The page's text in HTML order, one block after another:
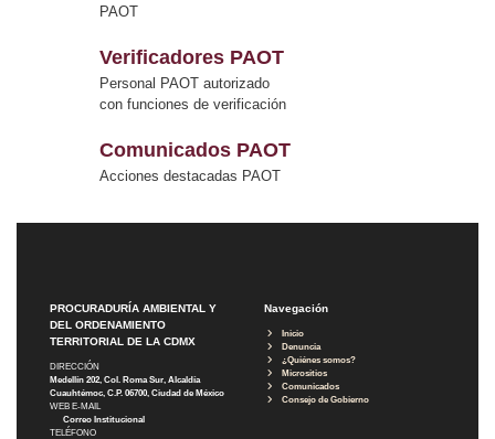
PAOT
Verificadores PAOT
Personal PAOT autorizado
con funciones de verificación
Comunicados PAOT
Acciones destacadas PAOT
PROCURADURÍA AMBIENTAL Y
DEL ORDENAMIENTO
TERRITORIAL DE LA CDMX
DIRECCIÓN
Medellín 202, Col. Roma Sur, Alcaldía
Cuauhtémoc, C.P. 06700, Ciudad de México
WEB E-MAIL
Correo Institucional
TELÉFONO
Navegación
Inicio
Denuncia
¿Quiénes somos?
Micrositios
Comunicados
Consejo de Gobierno